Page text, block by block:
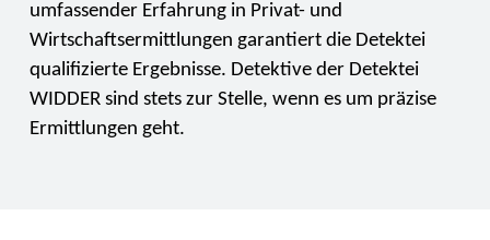
umfassender Erfahrung in Privat- und
Wirtschaftsermittlungen garantiert die Detektei
qualifizierte Ergebnisse. Detektive der Detektei
WIDDER sind stets zur Stelle, wenn es um präzise
Ermittlungen geht.